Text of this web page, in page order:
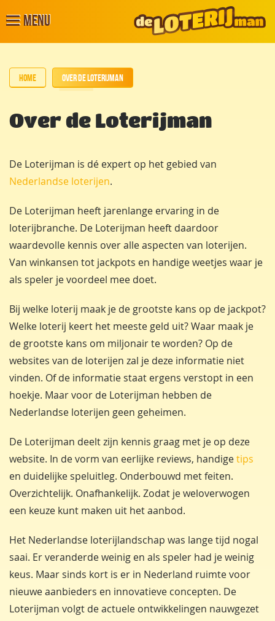
Menu
Home Over de Loterijman
Over de Loterijman
De Loterijman is dé expert op het gebied van
Nederlandse loterijen.
De Loterijman heeft jarenlange ervaring in de
loterijbranche. De Loterijman heeft daardoor
waardevolle kennis over alle aspecten van loterijen.
Van winkansen tot jackpots en handige weetjes waar je
als speler je voordeel mee doet.
Bij welke loterij maak je de grootste kans op de jackpot?
Welke loterij keert het meeste geld uit? Waar maak je
de grootste kans om miljonair te worden? Op de
websites van de loterijen zal je deze informatie niet
vinden. Of de informatie staat ergens verstopt in een
hoekje. Maar voor de Loterijman hebben de
Nederlandse loterijen geen geheimen.
De Loterijman deelt zijn kennis graag met je op deze
website. In de vorm van eerlijke reviews, handigetips
en duidelijke speluitleg. Onderbouwd met feiten.
Overzichtelijk. Onafhankelijk. Zodat je weloverwogen
een keuze kunt maken uit het aanbod.
Het Nederlandse loterijlandschap was lange tijd nogal
saai. Er veranderde weinig en als speler had je weinig
keus. Maar sinds kort is er in Nederland ruimte voor
nieuwe aanbieders en innovatieve concepten. De
Loterijman volgt de actuele ontwikkelingen nauwgezet